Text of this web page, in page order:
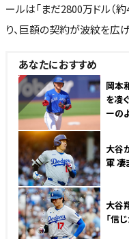
ールは「まだ2800万ドル（
り、巨額の契約が波紋を広
あなたにおすすめ
NEW
岡本
を凌
ーの
大谷
軍 凄
大谷
「信